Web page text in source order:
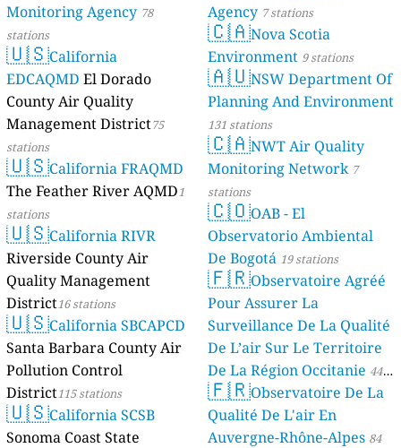
Monitoring Agency 78
stations
🇺🇸California
EDCAQMD El Dorado
County Air Quality
Management District75
stations
🇺🇸California FRAQMD
The Feather River AQMD1
stations
🇺🇸California RIVR
Riverside County Air
Quality Management
District16 stations
🇺🇸California SBCAPCD
Santa Barbara County Air
Pollution Control
District115 stations
🇺🇸California SCSB
Sonoma Coast State
Agency 7 stations
🇨🇦Nova Scotia
Environment 9 stations
🇦🇺NSW Department Of
Planning And Environment
131 stations
🇨🇦NWT Air Quality
Monitoring Network 7
stations
🇨🇴OAB - El
Observatorio Ambiental
De Bogotá 19 stations
🇫🇷Observatoire Agréé
Pour Assurer La
Surveillance De La Qualité
De L’air Sur Le Territoire
De La Région Occitanie 44
stations
🇫🇷Observatoire De La
Qualité De L'air En
Auvergne-Rhône-Alpes 84